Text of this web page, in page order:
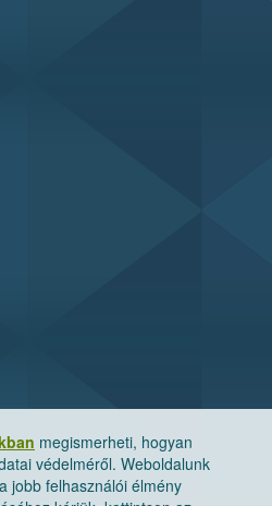
megismerheti, hogyan
védelméről. Weboldalunk
jobb felhasználói élmény